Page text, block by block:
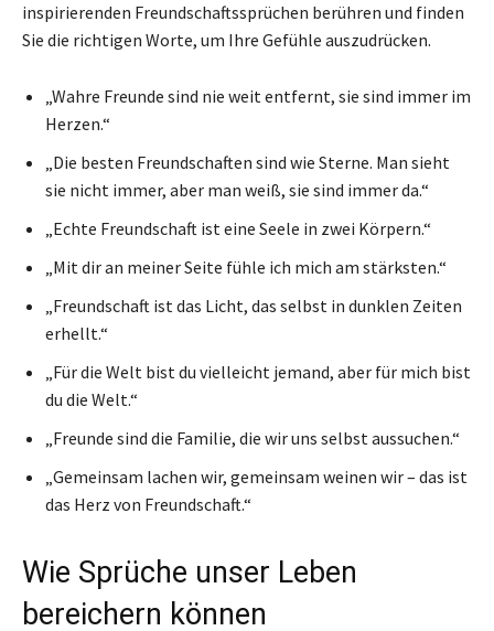
inspirierenden Freundschaftssprüchen berühren und finden
Sie die richtigen Worte, um Ihre Gefühle auszudrücken.
„Wahre Freunde sind nie weit entfernt, sie sind immer im
Herzen.“
„Die besten Freundschaften sind wie Sterne. Man sieht
sie nicht immer, aber man weiß, sie sind immer da.“
„Echte Freundschaft ist eine Seele in zwei Körpern.“
„Mit dir an meiner Seite fühle ich mich am stärksten.“
„Freundschaft ist das Licht, das selbst in dunklen Zeiten
erhellt.“
„Für die Welt bist du vielleicht jemand, aber für mich bist
du die Welt.“
„Freunde sind die Familie, die wir uns selbst aussuchen.“
„Gemeinsam lachen wir, gemeinsam weinen wir – das ist
das Herz von Freundschaft.“
Wie Sprüche unser Leben
bereichern können